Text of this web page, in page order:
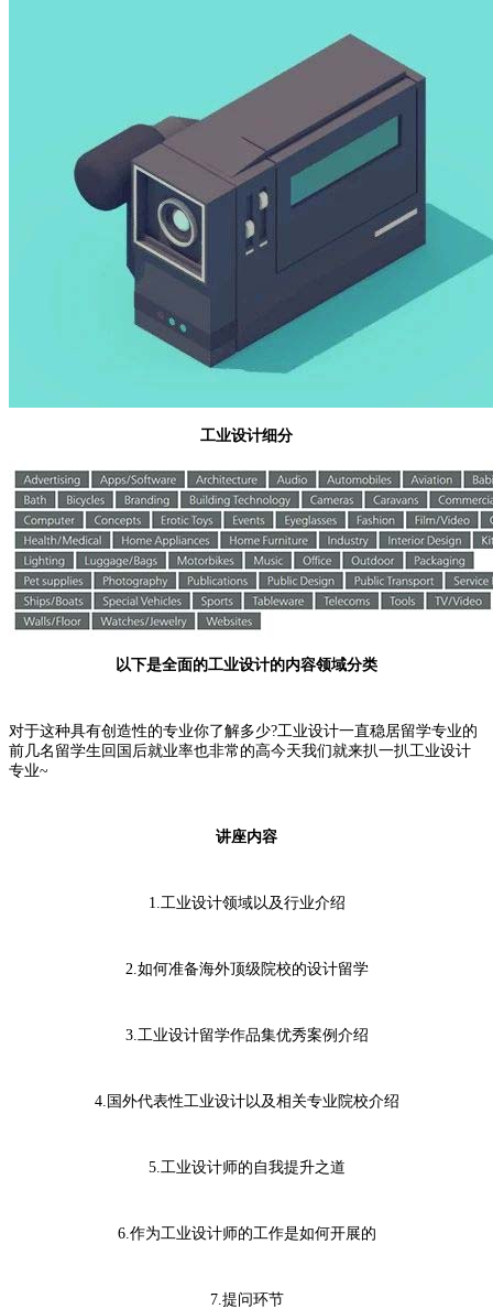
工业设计细分
以下是全面的工业设计的内容领域分类
对于这种具有创造性的专业你了解多少?工业设计一直稳居留学专业的
前几名留学生回国后就业率也非常的高今天我们就来扒一扒工业设计
专业~
讲座内容
1.工业设计领域以及行业介绍
2.如何准备海外顶级院校的设计留学
3.工业设计留学作品集优秀案例介绍
4.国外代表性工业设计以及相关专业院校介绍
5.工业设计师的自我提升之道
6.作为工业设计师的工作是如何开展的
7.提问环节